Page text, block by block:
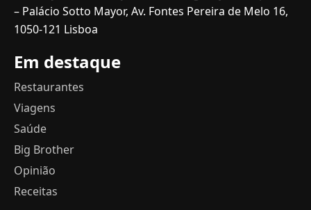
– Palácio Sotto Mayor, Av. Fontes Pereira de Melo 16,
1050-121 Lisboa
Em destaque
Restaurantes
Viagens
Saúde
Big Brother
Opinião
Receitas